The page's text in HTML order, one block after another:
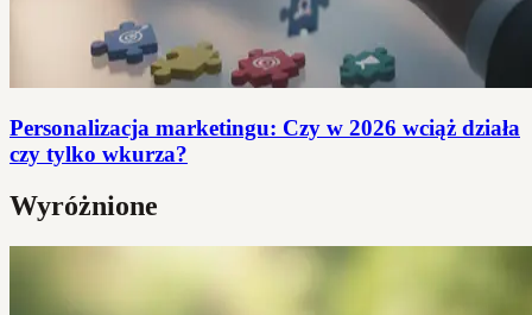
Personalizacja marketingu: Czy w 2026 wciąż działa
czy tylko wkurza?
Wyróżnione